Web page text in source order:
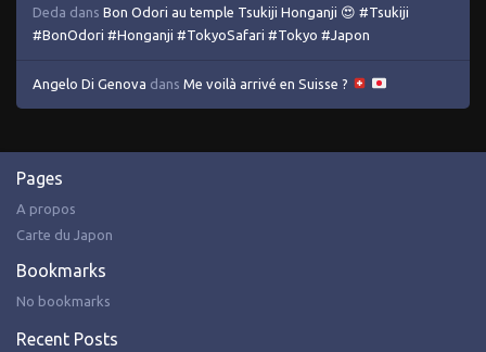
Deda dans Bon Odori au temple Tsukiji Honganji 😍 #Tsukiji
#BonOdori #Honganji #TokyoSafari #Tokyo #Japon
Angelo Di Genova dans Me voilà arrivé en Suisse ?
Pages
A propos
Carte du Japon
Bookmarks
No bookmarks
Recent Posts